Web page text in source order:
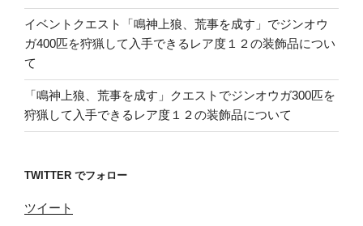
イベントクエスト「鳴神上狼、荒事を成す」でジンオウ
ガ400匹を狩猟して入手できるレア度１２の装飾品につい
て
「鳴神上狼、荒事を成す」クエストでジンオウガ300匹を
狩猟して入手できるレア度１２の装飾品について
TWITTER でフォロー
ツイート